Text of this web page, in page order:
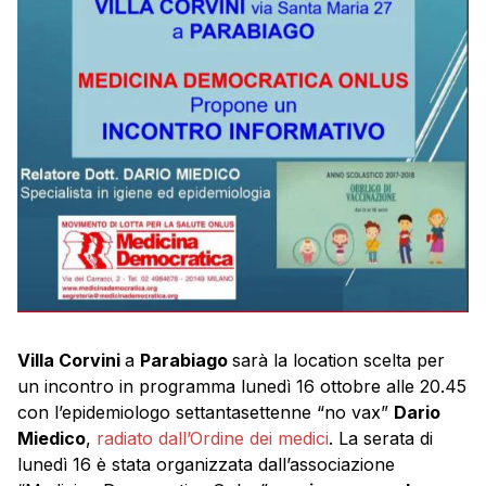
Villa Corvini a Parabiago sarà la location scelta per
un incontro in programma lunedì 16 ottobre alle 20.45
con l’epidemiologo settantasettenne “no vax” Dario
Miedico, radiato dall’Ordine dei medici. La serata di
lunedì 16 è stata organizzata dall’associazione